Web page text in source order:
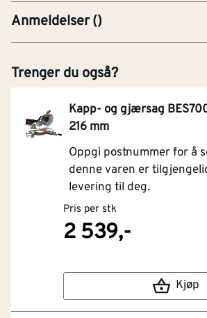
Anmeldelser()
Trenger du også?
Kapp- og gjærsag
216 mm
Oppgi postnummer for å
denne varen er
levering til deg.
Pris per stk
2 539,-
Kjøp